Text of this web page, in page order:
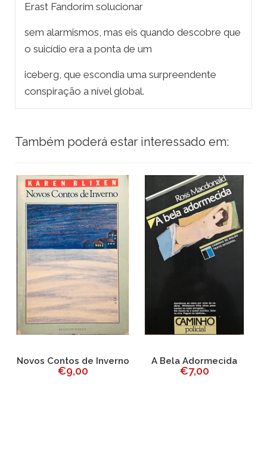
Erast Fandorim solucionar
sem alarmismos, mas eis quando descobre que
o suicídio era a ponta de um
iceberg, que escondia uma surpreendente
conspiração a nível global.
Também poderá estar interessado em:
Novos Contos de Inverno
€9,00
A Bela Adormecida
€7,00